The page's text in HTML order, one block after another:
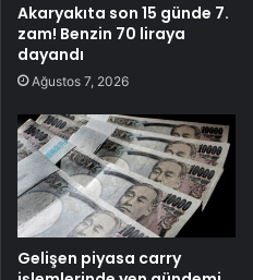
Akaryakıta son 15 günde 7.
zam! Benzin 70 liraya
dayandı
Ağustos 7, 2026
Gelişen piyasa carry